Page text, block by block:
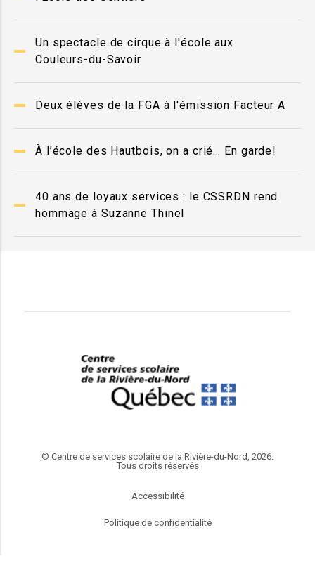
Un spectacle de cirque à l'école aux
Couleurs-du-Savoir
Deux élèves de la FGA à l'émission Facteur A
À l’école des Hautbois, on a crié… En garde!
40 ans de loyaux services : le CSSRDN rend
hommage à Suzanne Thinel
© Centre de services scolaire de la Rivière-du-Nord, 2026.
Tous droits réservés
Accessibilité
Politique de confidentialité